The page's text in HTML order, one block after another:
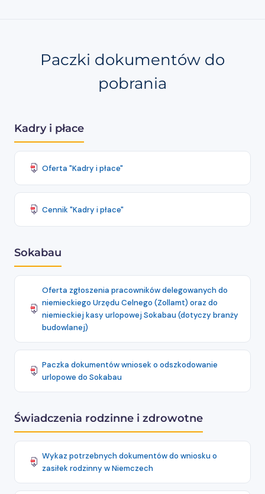
Paczki dokumentów do
pobrania
Kadry i płace
Oferta "Kadry i płace"
Cennik "Kadry i płace"
Sokabau
Oferta zgłoszenia pracowników delegowanych do
niemieckiego Urzędu Celnego (Zollamt) oraz do
niemieckiej kasy urlopowej Sokabau (dotyczy branży
budowlanej)
Paczka dokumentów wniosek o odszkodowanie
urlopowe do Sokabau
Świadczenia rodzinne i zdrowotne
Wykaz potrzebnych dokumentów do wniosku o
zasiłek rodzinny w Niemczech